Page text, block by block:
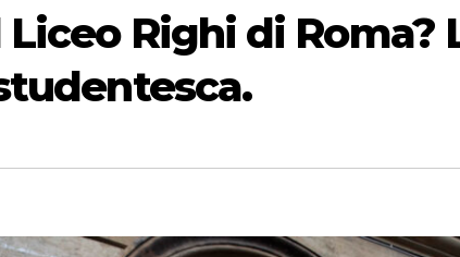
Liceo Righi di Roma?